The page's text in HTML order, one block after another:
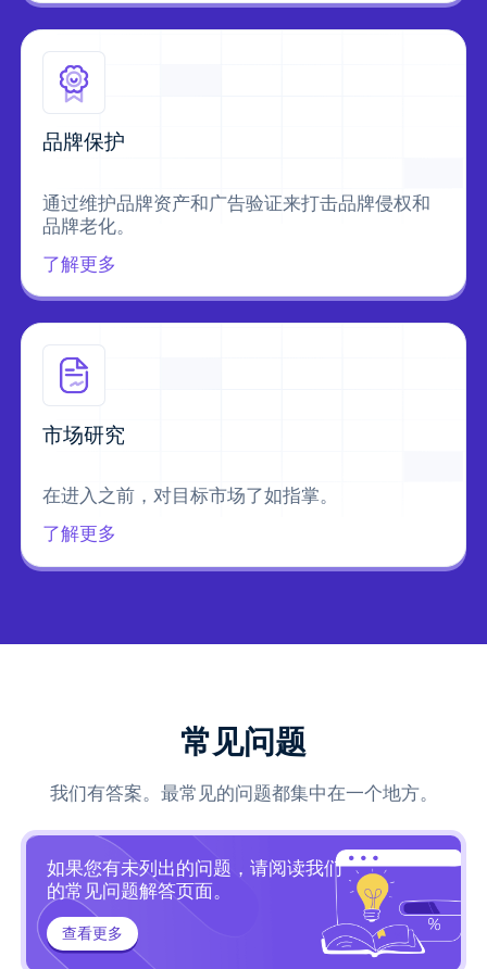
品牌保护
通过维护品牌资产和广告验证来打击品牌侵权和
品牌老化。
了解更多
市场研究
在进入之前，对目标市场了如指掌。
了解更多
常见问题
我们有答案。最常见的问题都集中在一个地方。
如果您有未列出的问题，请阅读我们
的常见问题解答页面。
查看更多